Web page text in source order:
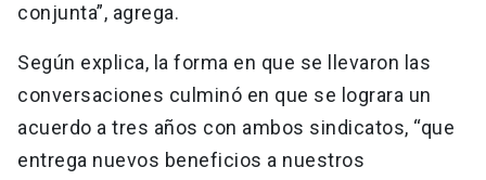
conjunta”, agrega.
Según explica, la forma en que se llevaron las
conversaciones culminó en que se lograra un
acuerdo a tres años con ambos sindicatos, “que
entrega nuevos beneficios a nuestros